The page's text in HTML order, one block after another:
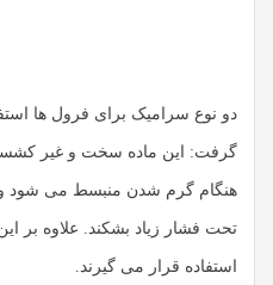
گرفت: این ماده سخت و غیر کشسان
هنگام گرم شدن منبسط می شود
تحت فشار زیاد بشکند. علاوه بر
استفاده قرار می گیرند.